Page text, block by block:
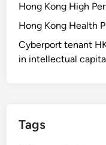
Hong Kong High
Hong Kong Health
Cyberport tenant
in intellectual
Tags